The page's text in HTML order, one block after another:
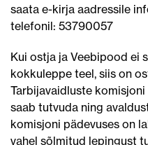
saata e-kirja aadressile
telefonil: 53790057
Kui ostja ja Veebipood ei
kokkuleppe teel, siis on
Tarbijavaidluste
saab tutvuda ning
komisjoni pädevuses on
vahel sõlmitud lepingust